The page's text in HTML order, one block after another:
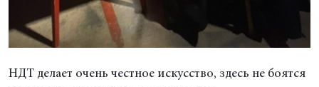
НДТ делает очень честное искусство, здесь не боятся